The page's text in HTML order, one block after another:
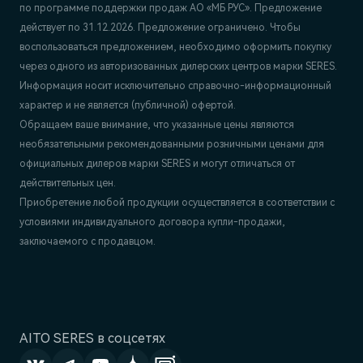
AITO SERES в соцсетях
по программе поддержки продаж АО «МБ РУС». Предложение
действует по 31.12.2026. Предложение ограничено. Чтобы
воспользоваться предложением, необходимо оформить покупку
через одного из авторизованных дилерских центров марки SERES.
Информация носит исключительно справочно-информационный
характер и не является (публичной) офертой.
Обращаем ваше внимание, что указанные цены являются
необязательными рекомендованными розничными ценами для
официальных дилеров марки SERES и могут отличаться от
действительных цен.
Приобретение любой продукции осуществляется в соответствии с
условиями индивидуального договора купли-продажи,
заключаемого с продавцом.